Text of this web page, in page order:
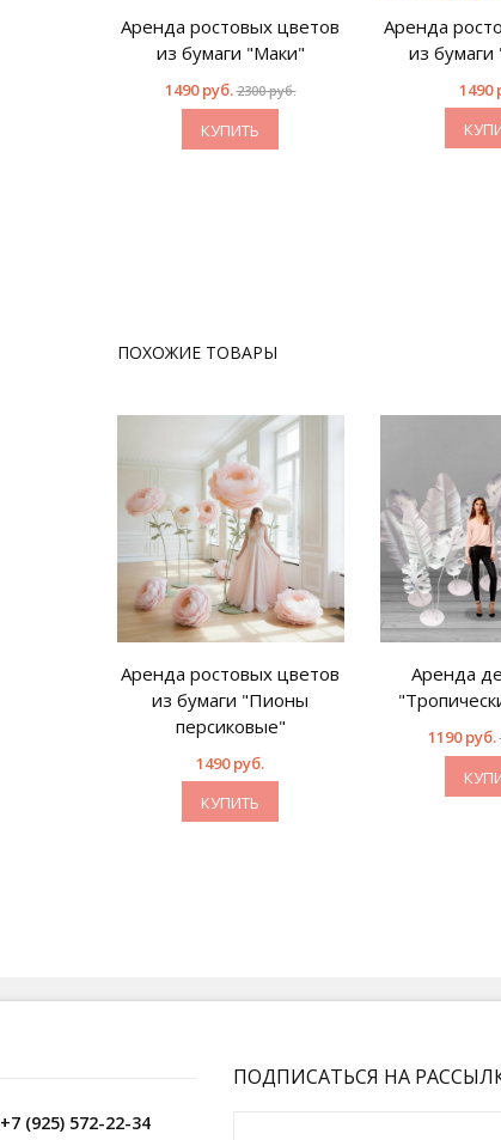
Аренда ростовых цветов
из бумаги "Маки"
1490 руб. 2300 руб.
КУПИТЬ
Аренда
из
1490
ПОХОЖИЕ ТОВАРЫ
Аренда ростовых цветов
из бумаги "Пионы
персиковые"
1490 руб.
КУПИТЬ
Аренда
1190 руб.
+7 (925) 572-22-34
ПОДПИСАТЬСЯ НА